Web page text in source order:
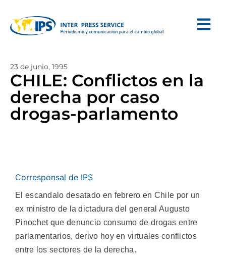
23 de junio, 1995
CHILE: Conflictos en la
derecha por caso
drogas-parlamento
Corresponsal de IPS
El escandalo desatado en febrero en Chile por un
ex ministro de la dictadura del general Augusto
Pinochet que denuncio consumo de drogas entre
parlamentarios, derivo hoy en virtuales conflictos
entre los sectores de la derecha.